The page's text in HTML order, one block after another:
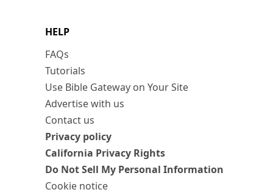
HELP
FAQs
Tutorials
Use Bible Gateway on Your Site
Advertise with us
Contact us
Privacy policy
California Privacy Rights
Do Not Sell My Personal Information
Cookie notice